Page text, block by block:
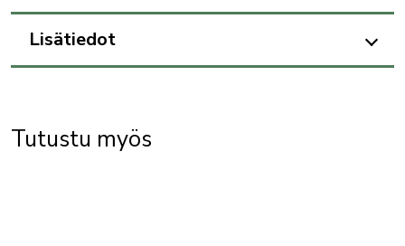
Lisätiedot
Tutustu myös